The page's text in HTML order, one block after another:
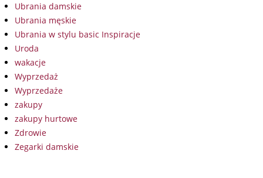
Ubrania damskie
Ubrania męskie
Ubrania w stylu basic Inspiracje
Uroda
wakacje
Wyprzedaż
Wyprzedaże
zakupy
zakupy hurtowe
Zdrowie
Zegarki damskie